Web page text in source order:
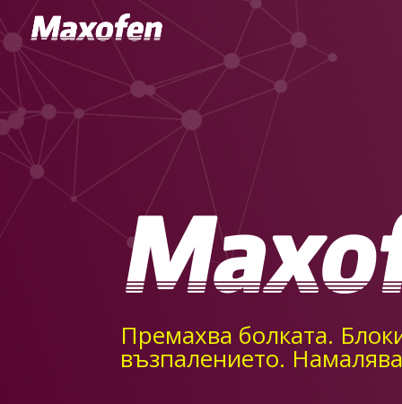
Премахва болката.
възпалението.